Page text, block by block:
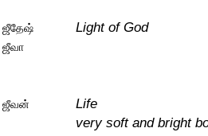
ஜீதேஷ்
Light of God
ஜீவா
ஜீவன்
Life
very soft and bright